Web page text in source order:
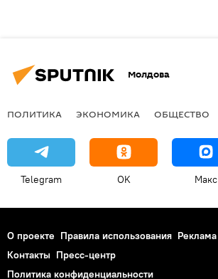
Молдова
ПОЛИТИКА ЭКОНОМИКА ОБЩЕСТВО
Telegram OK Макс
О проекте Правила использования Реклама
Контакты Пресс-центр
Политика конфиденциальности